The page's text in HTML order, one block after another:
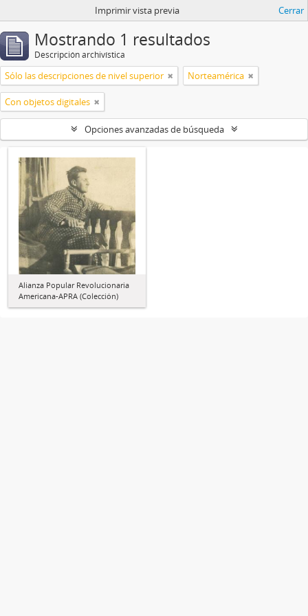
Imprimir vista previa Cerrar
Mostrando 1 resultados
Descripción archivística
Sólo las descripciones de nivel superior Norteamérica
Con objetos digitales
Opciones avanzadas de búsqueda
Alianza Popular Revolucionaria
Americana-APRA (Colección)